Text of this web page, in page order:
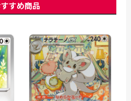
すめ商品